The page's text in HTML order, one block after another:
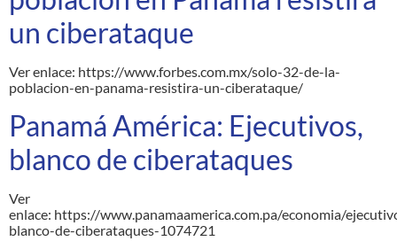
un ciberataque
Ver enlace: https://www.forbes.com.mx/solo-32-de-la-
poblacion-en-panama-resistira-un-ciberataque/
Panamá América: Ejecutivos,
blanco de ciberataques
Ver
enlace: https://www.panamaamerica.com.pa/economia/
blanco-de-ciberataques-1074721